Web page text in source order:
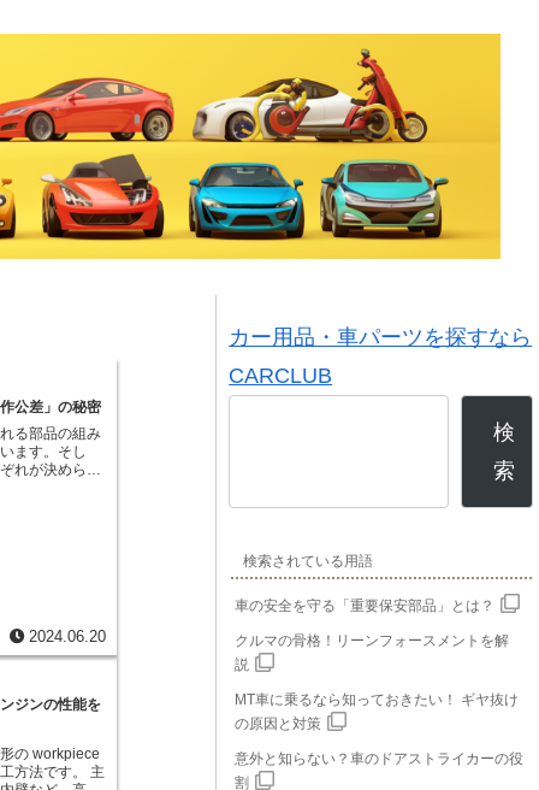
公差」の秘密
る部品の組み
ます。そし
れが決められ
れるのかを数
、「100mm
、99mmから
品は、許容範
2024.06.20
ジンの性能を
の workpiece
方法です。 主
カー用品・車パーツを探すなら
CARCLUB
検
索
検索されている用語
車の安全を守る「重要保安部品」とは？
クルマの骨格！リーンフォースメントを解
説
MT車に乗るなら知っておきたい！ ギヤ抜け
の原因と対策
意外と知らない？車のドアストライカーの役
割